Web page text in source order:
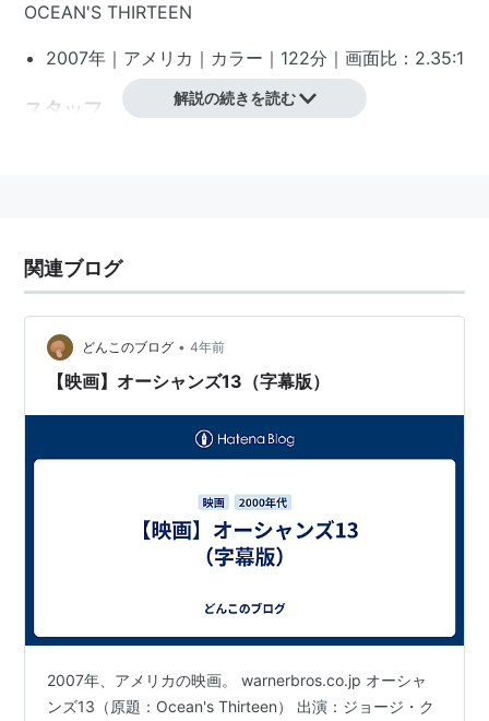
OCEAN'S THIRTEEN
2007年｜アメリカ｜カラー｜122分｜画面比：2.35:1
スタッフ
リー・ジェイコブズ
リック・W・ブロスト
脚本：
ヴィーン
撮影：ピーター・アンドリュース（
ソダーバーグの変名）
スティーヴン・ミリオン
マット・デイモン
アンディ・ガルシア
ドン・チードル
解説の続きを読む
関連ブログ
どんこのブログ • 4年前
【映画】オーシャンズ13（字幕版）
2007年、アメリカの映画。 warnerbros.co.jp オーシャ
ンズ13（原題：Ocean's Thirteen） 出演：ジョージ・ク